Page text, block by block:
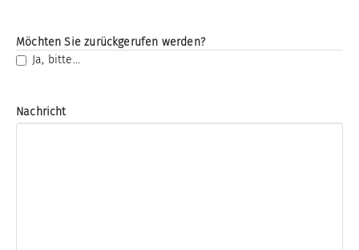
Möchten Sie zurückgerufen werden?
Ja, bitte...
Nachricht